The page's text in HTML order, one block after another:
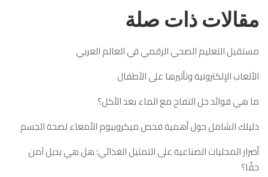
مقالات ذات صلة
مستقبل التعليم الصحي الرقمي في العالم العربي
الألعاب الإلكترونية وتأثيرها على الأطفال
ما هي فوائد خل التفاح مع الماء بعد الأكل؟
دليلك الشامل حول أهمية فحص ميكروبيوم الأمعاء لصحة الجسم
أضرار المحليات الصناعية على التمثيل الغذائي: هل هي بديل آمن
حقًا؟